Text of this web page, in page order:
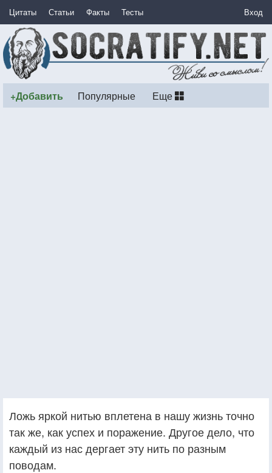
Цитаты Статьи Факты Тесты Вход
+Добавить Популярные Еще
Ложь яркой нитью вплетена в нашу жизнь точно
так же, как успех и поражение. Другое дело, что
каждый из нас дергает эту нить по разным
поводам.